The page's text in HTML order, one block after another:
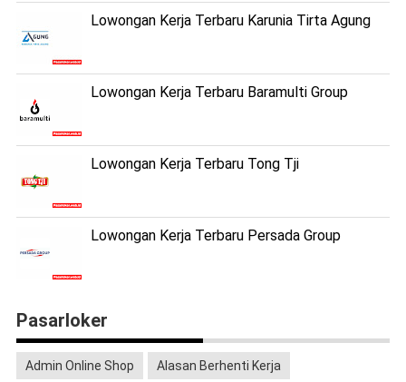
Lowongan Kerja Terbaru Karunia Tirta Agung
Lowongan Kerja Terbaru Baramulti Group
Lowongan Kerja Terbaru Tong Tji
Lowongan Kerja Terbaru Persada Group
Pasarloker
Admin Online Shop Alasan Berhenti Kerja